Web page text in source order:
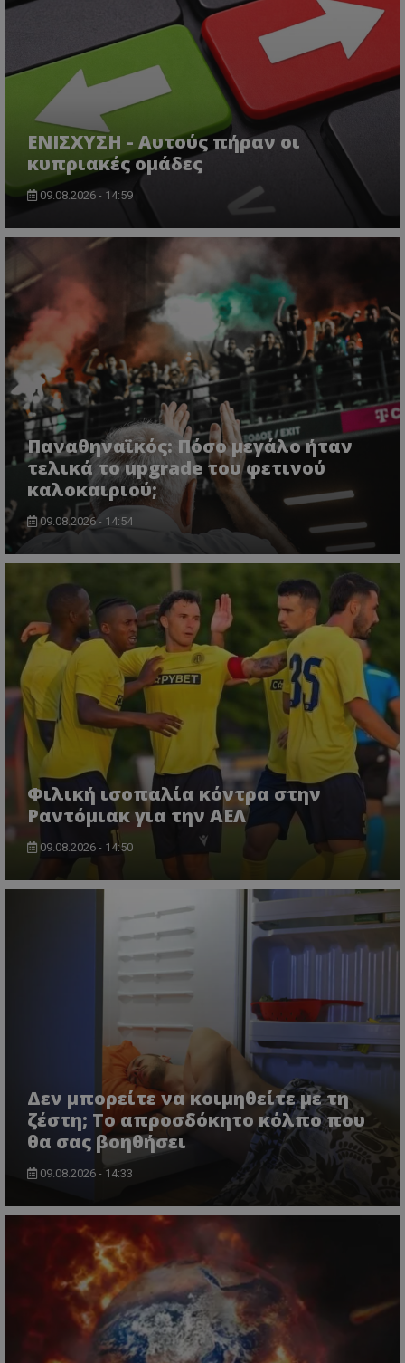
ΕΝΙΣΧΥΣΗ - Αυτούς πήραν οι
κυπριακές ομάδες
09.08.2026 - 14:59
Παναθηναϊκός: Πόσο μεγάλο ήταν
τελικά το upgrade του φετινού
καλοκαιριού;
09.08.2026 - 14:54
Φιλική ισοπαλία κόντρα στην
Ραντόμιακ για την ΑΕΛ
09.08.2026 - 14:50
Δεν μπορείτε να κοιμηθείτε με τη
ζέστη; Το απροσδόκητο κόλπο που
θα σας βοηθήσει
09.08.2026 - 14:33